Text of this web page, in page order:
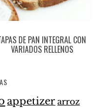
DE PAN INTEGRAL CON
VARIADOS RELLENOS
appetizer arroz